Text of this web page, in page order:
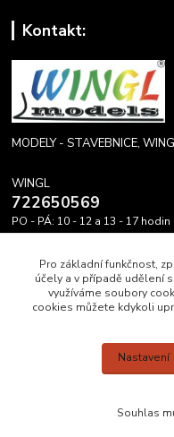
Kontakt:
MODELY - STAVEBNICE,
WINGL
722650569
PO - PÁ: 10 - 12 a 13 - 17 hodin
WINGL DĚKUJE A
Pro základní funkčnost,
účely a v případě udělení
využíváme soubory
cookies můžete kdykoli
Nastavení
Souhlas